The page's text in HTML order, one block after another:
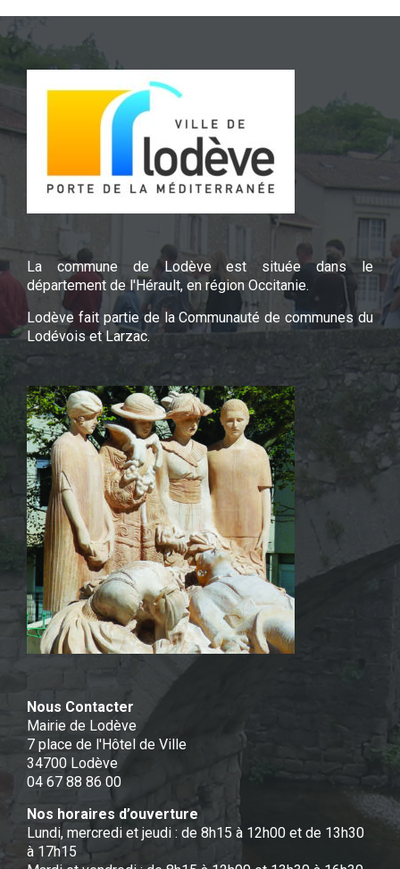
La commune de Lodève est située dans le
département de l'Hérault, en région Occitanie.
Lodève fait partie de la Communauté de communes du
Lodévois et Larzac.
Nous Contacter
Mairie de Lodève
7 place de l'Hôtel de Ville
34700 Lodève
04 67 88 86 00
Nos horaires d’ouverture
Lundi, mercredi et jeudi : de 8h15 à 12h00 et de 13h30
à 17h15